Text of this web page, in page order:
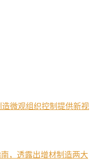
微观组织控制提供新视
，透露出增材制造两大